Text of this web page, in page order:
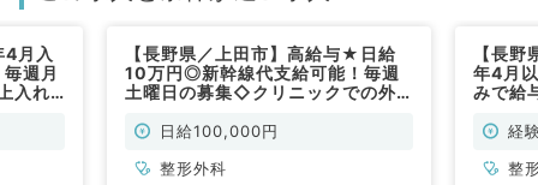
月入
週月
入れ
【長野県／上田市】高給与★日給
10万円◎新幹線代支給可能！毎週
土曜日の募集◇クリニックでの外
れるグループ～（整形外科／非常
日給100,000円
整形外科
【長
年4月
みで給
ます経
よ
整